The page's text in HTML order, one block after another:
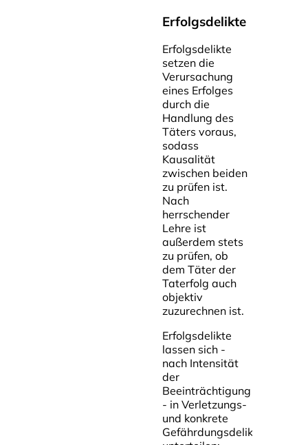
Erfolgsdelikte
Erfolgsdelikte
setzen die
Verursachung
eines Erfolges
durch die
Handlung des
Täters voraus,
sodass
Kausalität
zwischen beiden
zu prüfen ist.
Nach
herrschender
Lehre ist
außerdem stets
zu prüfen, ob
dem Täter der
Taterfolg auch
objektiv
zuzurechnen ist.
Erfolgsdelikte
lassen sich -
nach Intensität
der
Beeinträchtigung
- in Verletzungs-
und konkrete
Gefährdungsdelikte